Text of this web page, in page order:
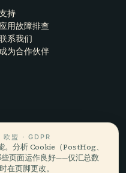
持
应用故障排查
系我们
成为合作伙伴
欧盟 · GDPR
。分析 Cookie（PostHog、
页面运作良好——仅汇总数
在页脚更改。